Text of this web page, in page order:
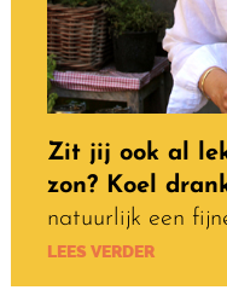
Zit jij ook al
zon? Koel
natuurlijk een
LEES VERDER